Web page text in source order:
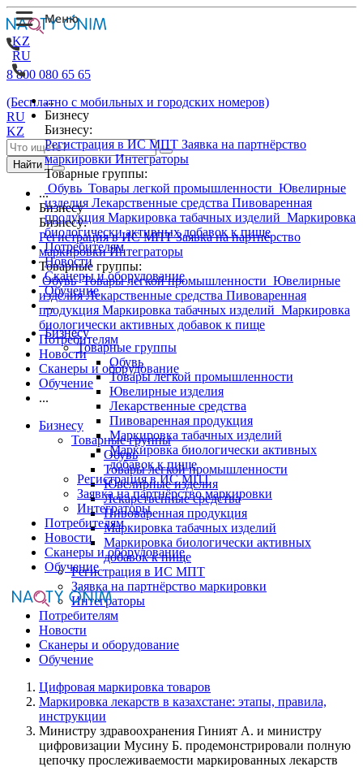
KZ
RU
...
Бизнесу
Бизнесу:
Регистрация в ИС МПТ Заявка на партнёрство
маркировкиИнтеграторы
Товарные группы:
Обувь Товары легкой промышленности Ювелирные
изделия Лекарственные средства Пивоваренная
продукция Маркировка табачных изделий Маркировка
биологически активных добавок к пище
Потребителям
Новости
Сканеры и оборудование
Обучение
...
Бизнесу
Товарные группы
Обувь
Товары легкой промышленности
Ювелирные изделия
Лекарственные средства
Пивоваренная продукция
Маркировка табачных изделий
Маркировка биологически активных
добавок к пище
Регистрация в ИС МПТ
Заявка на партнёрство маркировки
Интеграторы
Потребителям
Новости
Сканеры и оборудование
Обучение
8 800 080 65 65
(Бесплатно с мобильных и городских номеров)
RU
KZ
Найти
...
Бизнесу
Бизнесу:
Регистрация в ИС МПТЗаявка на партнёрство
маркировкиИнтеграторы
Товарные группы:
ОбувьТовары легкой промышленности Ювелирные
изделияЛекарственные средства Пивоваренная
продукция Маркировка табачных изделий Маркировка
биологически активных добавок к пище
Потребителям
Новости
Сканеры и оборудование
Обучение
...
Бизнесу
Товарные группы
Обувь
Товары легкой промышленности
Ювелирные изделия
Лекарственные средства
Пивоваренная продукция
Маркировка табачных изделий
Маркировка биологически активных
добавок к пище
Регистрация в ИС МПТ
Заявка на партнёрство маркировки
Интеграторы
Потребителям
Новости
Сканеры и оборудование
Обучение
Цифровая маркировка товаров
Маркировка лекарств в казахстане: этапы, правила,
инструкции
Министру здравоохранения Гиният А. и министру
цифровизации Мусину Б. продемонстрировали полную
цепочку прослеживаемости маркированных лекарств